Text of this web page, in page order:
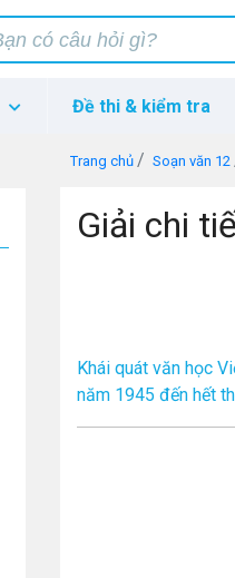
Đề thi & kiểm tra
Trang chủ Soạn văn 12
Giải chi
Khái quát văn học
năm 1945 đến hết